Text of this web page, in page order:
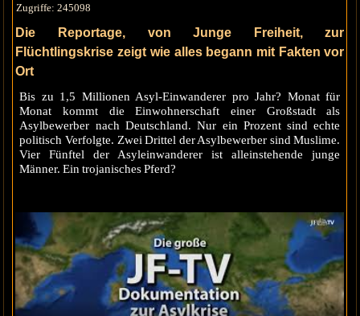
Zugriffe: 245098
Die Reportage, von Junge Freiheit, zur
Flüchtlingskrise zeigt wie alles begann mit Fakten vor
Ort
Bis zu 1,5 Millionen Asyl-Einwanderer pro Jahr? Monat für
Monat kommt die Einwohnerschaft einer Großstadt als
Asylbewerber nach Deutschland. Nur ein Prozent sind echte
politisch Verfolgte. Zwei Drittel der Asylbewerber sind Muslime.
Vier Fünftel der Asyleinwanderer ist alleinstehende junge
Männer. Ein trojanisches Pferd?